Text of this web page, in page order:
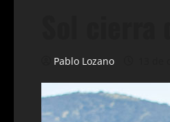
Pablo Lozano